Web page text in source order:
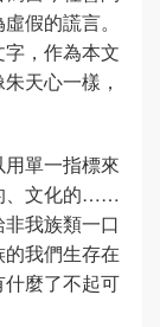
假的謊言。
，作為本文
天心一樣，
用單一指標來
、文化的……
我族類一口
我們生存在
麼了不起可